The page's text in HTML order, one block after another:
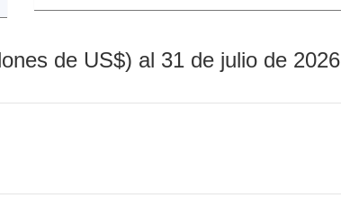
de US$) al 31 de julio de 2026